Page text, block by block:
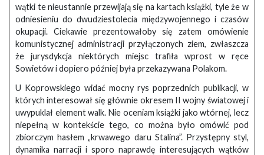
wątki te nieustannie przewijają się na kartach książki, tyle że w
odniesieniu do dwudziestolecia międzywojennego i czasów
okupacji. Ciekawie prezentowałoby się zatem omówienie
komunistycznej administracji przyłączonych ziem, zwłaszcza
że jurysdykcja niektórych miejsc trafiła wprost w ręce
Sowietów i dopiero później była przekazywana Polakom.
U Koprowskiego widać mocny rys poprzednich publikacji, w
których interesował się głównie okresem II wojny światowej i
uwypuklał element walk. Nie oceniam książki jako wtórnej, lecz
niepełną w kontekście tego, co można było omówić pod
zbiorczym hasłem „krwawego daru Stalina”. Przystępny styl,
dynamika narracji i sporo naprawdę interesujących wątków